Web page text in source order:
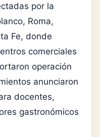
por la
, Roma,
Fe, donde
comerciales
operación
anunciaron
docentes,
gastronómicos